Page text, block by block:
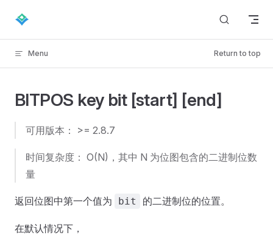
Skip to content
Menu Return to top
BITPOS key bit [start] [end]
可用版本： >= 2.8.7
时间复杂度： O(N)，其中 N 为位图包含的二进制位数
量
返回位图中第一个值为 bit 的二进制位的位置。
在默认情况下，